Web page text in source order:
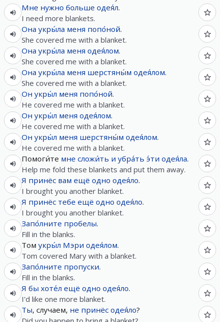
Мне нужно больше одея́л.
I need more blankets.
Она укры́ла меня попо́ной.
She covered me with a blanket.
Она укры́ла меня одея́лом.
She covered me with a blanket.
Она укры́ла меня шерстяны́м одея́лом.
She covered me with a blanket.
Он укры́л меня попо́ной.
He covered me with a blanket.
Он укры́л меня одея́лом.
He covered me with a blanket.
Он укры́л меня шерстяны́м одея́лом.
He covered me with a blanket.
Помоги́те мне сложи́ть и убра́ть э́ти одея́ла.
Help me fold these blankets and put them away.
Я принёс вам ещё одно одея́ло.
I brought you another blanket.
Я принёс тебе ещё одно одея́ло.
I brought you another blanket.
Запо́лните пробелы.
Fill in the blanks.
Том укры́л Мэри одея́лом.
Tom covered Mary with a blanket.
Запо́лните пропуски.
Fill in the blanks.
Я бы хоте́л ещё одно одея́ло.
I'd like one more blanket.
Ты, случаем, не принёс одея́ло?